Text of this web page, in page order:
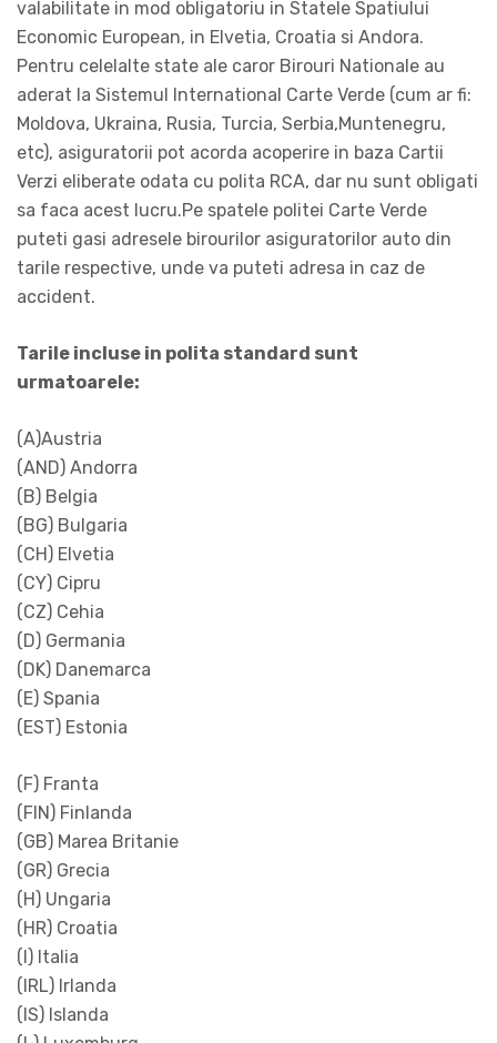
valabilitate in mod obligatoriu in Statele Spatiului
Economic European, in Elvetia, Croatia si Andora.
Pentru celelalte state ale caror Birouri Nationale au
aderat la Sistemul International Carte Verde (cum ar fi:
Moldova, Ukraina, Rusia, Turcia, Serbia,Muntenegru,
etc), asiguratorii pot acorda acoperire in baza Cartii
Verzi eliberate odata cu polita RCA, dar nu sunt obligati
sa faca acest lucru.Pe spatele politei Carte Verde
puteti gasi adresele birourilor asiguratorilor auto din
tarile respective, unde va puteti adresa in caz de
accident.
Tarile incluse in polita standard sunt
urmatoarele:
(A)Austria
(AND) Andorra
(B) Belgia
(BG) Bulgaria
(CH) Elvetia
(CY) Cipru
(CZ) Cehia
(D) Germania
(DK) Danemarca
(E) Spania
(EST) Estonia
(F) Franta
(FIN) Finlanda
(GB) Marea Britanie
(GR) Grecia
(H) Ungaria
(HR) Croatia
(I) Italia
(IRL) Irlanda
(IS) Islanda